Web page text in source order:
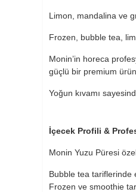
Limon, mandalina ve
Frozen, bubble tea,
Monin’in horeca
güçlü bir premium
Yoğun kıvamı
İçecek Profili &
Monin Yuzu Püresi
Bubble tea tariflerinde
Frozen ve smoothie